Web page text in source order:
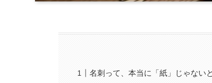
名刺って、本当に「紙」じゃない